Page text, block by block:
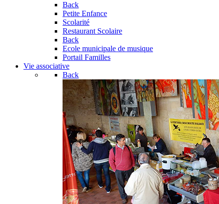
Back
Petite Enfance
Scolarité
Restaurant Scolaire
Back
Ecole municipale de musique
Portail Familles
Vie associative
Back